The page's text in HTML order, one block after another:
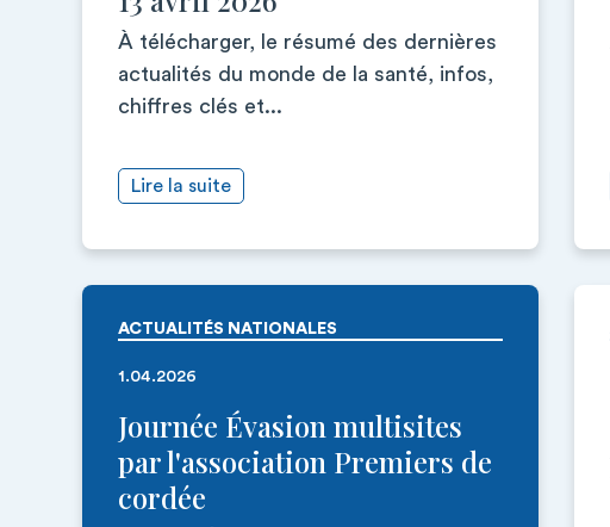
À télécharger, le résumé des dernières
actualités du monde de la santé, infos,
chiffres clés et...
Lire la suite
ACTUALITÉS NATIONALES
1.04.2026
Journée Évasion multisites
par l'association Premiers de
cordée